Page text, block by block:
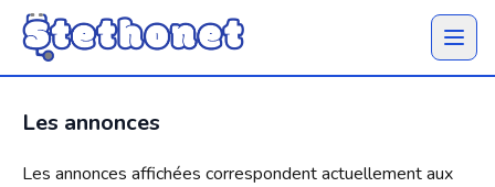
Ouvrir
Les annonces
Les annonces affichées correspondent actuellement aux